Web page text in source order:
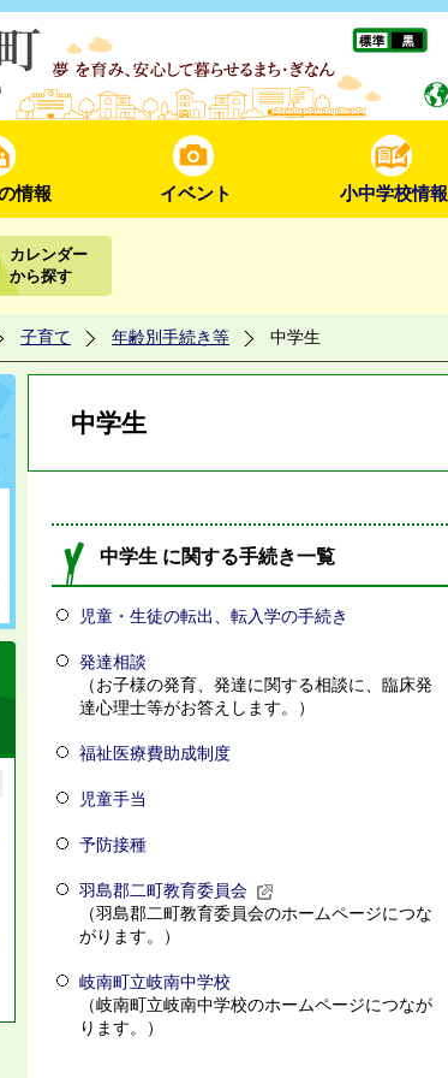
情報 イベント 小中学校情報
カレンダー
から探す
子育て 年齢別手続き等 中学生
中学生
中学生 に関する手続き一覧
児童・生徒の転出、転入学の手続き
発達相談
（お子様の発育、発達に関する相談に、臨床発
達心理士等がお答えします。）
福祉医療費助成制度
児童手当
予防接種
羽島郡二町教育委員会
（羽島郡二町教育委員会のホームページにつな
がります。）
岐南町立岐南中学校
（岐南町立岐南中学校のホームページにつなが
ります。）